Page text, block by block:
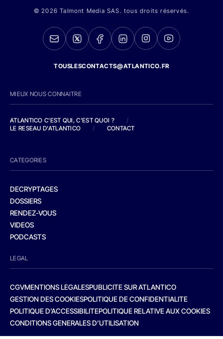
© 2026 Talmont Media SAS. tous droits réservés.
TOUSLESCONTACTS@ATLANTICO.FR
MIEUX NOUS CONNAITRE
ATLANTICO C'EST QUI, C'EST QUOI ?
/
LE RESEAU D'ATLANTICO
/ CONTACT
CATEGORIES
DECRYPTAGES
DOSSIERS
RENDEZ-VOUS
VIDEOS
PODCASTS
LEGAL
CGVMENTIONS LEGALESPUBLICITE SUR ATLANTICO
GESTION DES COOKIESPOLITIQUE DE CONFIDENTIALITE
POLITIQUE D’ACCESSIBILITEPOLITIQUE RELATIVE AUX COOKIES
CONDITIONS GENERALES D’UTILISATION